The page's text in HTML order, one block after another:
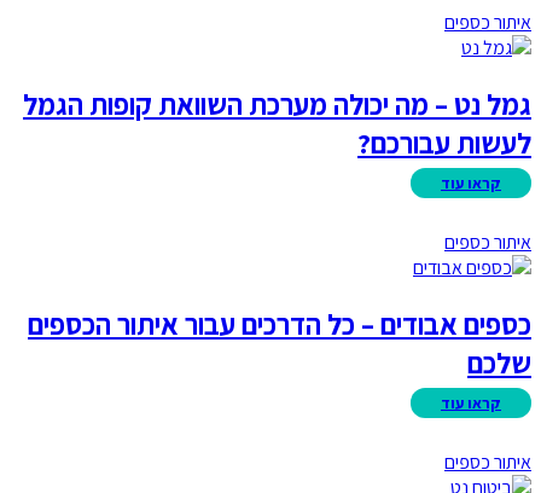
איתור כספים
גמל נט – מה יכולה מערכת השוואת קופות הגמל
לעשות עבורכם?
איתור כספים
כספים אבודים – כל הדרכים עבור איתור הכספים
שלכם
איתור כספים